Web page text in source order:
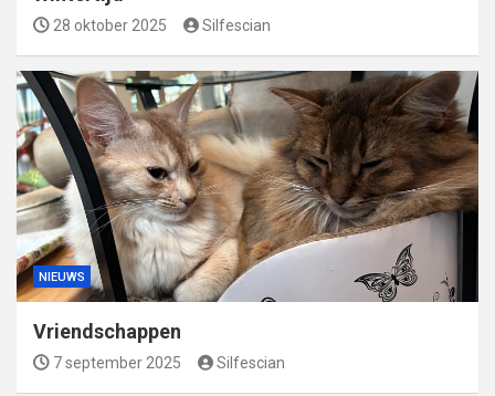
28 oktober 2025 Silfescian
NIEUWS
Vriendschappen
7 september 2025 Silfescian